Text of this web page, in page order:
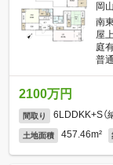
岡
南
屋
庭
普
2100万円
間取り 6LDDKK+S（
土地面積 457.46m²